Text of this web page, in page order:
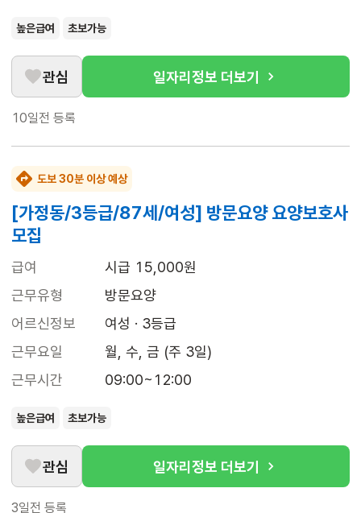
높은급여 초보가능
관심 일자리정보 더보기
10일전 등록
도보 30분 이상 예상
[가정동/3등급/87세/여성] 방문요양 요양보호사
모집
급여
시급 15,000원
근무유형
방문요양
어르신정보
여성 · 3등급
근무요일
월, 수, 금 (주 3일)
근무시간
09:00~12:00
높은급여 초보가능
관심 일자리정보 더보기
3일전 등록